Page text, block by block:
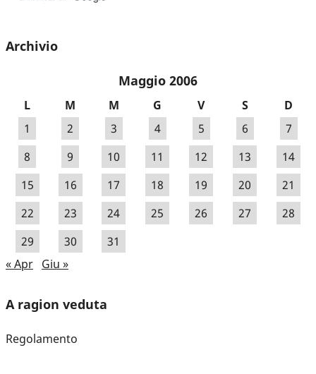
Archivio
Maggio 2006
L M M G V S
D
1
2 3 4 5 6
7
8
9 10 11 12 13
14
15
16 17 18 19 20
21
22
23 24 25 26 27
28
29
30
31
« Apr Giu »
A ragion veduta
Regolamento